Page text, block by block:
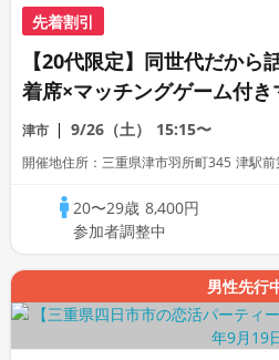
先着割引
【20代限定】同世代だか
着席×マッチングゲーム付き
ン
津市 9/26（土） 15:15〜
開催地住所：三重県津市羽所町345 津駅前
20〜29歳 8,400円
参加者調整中
男性先行